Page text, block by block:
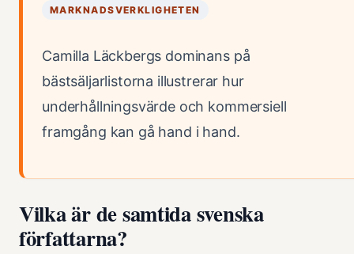
MARKNADSVERKLIGHETEN
Camilla Läckbergs dominans på
bästsäljarlistorna illustrerar hur
underhållningsvärde och kommersiell
framgång kan gå hand i hand.
Vilka är de samtida svenska
författarna?